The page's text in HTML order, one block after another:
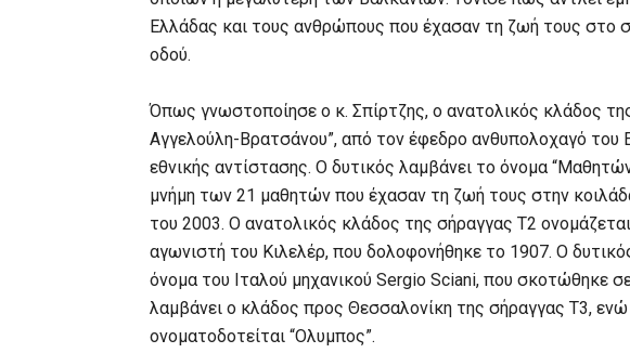
Ελλάδας και τους ανθρώπους που έχασαν τη ζωή τους στο
οδού.
Όπως γνωστοποίησε ο κ. Σπίρτζης, ο ανατολικός κλάδος
Αγγελούλη-Βρατσάνου”, από τον έφεδρο ανθυπολοχαγό του
εθνικής αντίστασης. Ο δυτικός λαμβάνει το όνομα
μνήμη των 21 μαθητών που έχασαν τη ζωή τους στην
του 2003. Ο ανατολικός κλάδος της σήραγγας Τ2
αγωνιστή του Κιλελέρ, που δολοφονήθηκε το 1907. Ο
όνομα του Ιταλού μηχανικού Sergio Sciani, που σκοτώθηκε
λαμβάνει ο κλάδος προς Θεσσαλονίκη της σήραγγας Τ3,
ονοματοδοτείται “Ολυμπος”.